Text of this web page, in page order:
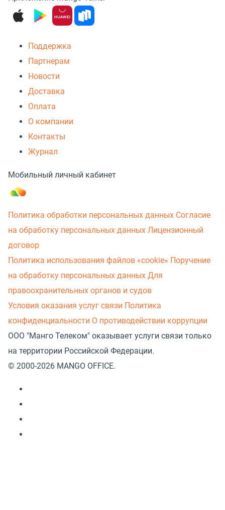
Поддержка
Партнерам
Новости
Доставка
Оплата
О компании
Контакты
Журнал
Мобильный личный кабинет
Политика обработки персональных данных Согласие
на обработку персональных данных Лицензионный
договор
Политика использования файлов «cookie» Поручение
на обработку персональных данных Для
правоохранительных органов и судов
Условия оказания услуг связи Политика
конфиденциальности О противодействии коррупции
ООО "Манго Телеком" оказывает услуги связи только
на территории Российской Федерации.
© 2000-2026 MANGO OFFICE.